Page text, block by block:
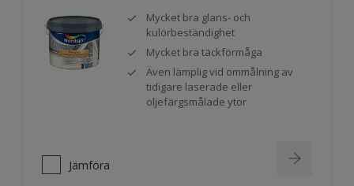
Mycket bra glans- och
kulörbeständighet
Mycket bra täckförmåga
Även lämplig vid ommålning av
tidigare laserade eller
oljefärgsmålade ytor
Jämföra